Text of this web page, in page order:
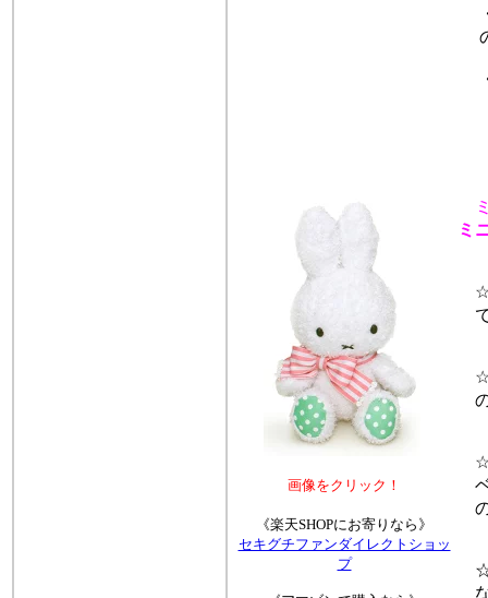
ミ
☆
☆
ベ
の
☆
な
画像をクリック！
《楽天SHOPにお寄りなら》
セキグチファンダイレクトショッ
プ